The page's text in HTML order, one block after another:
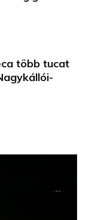
több tucat